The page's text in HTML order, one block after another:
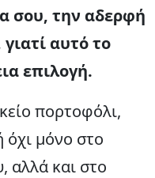
σου, την αδερφή
αυτό το
επιλογή.
πορτοφόλι,
όχι μόνο στο
αλλά και στο